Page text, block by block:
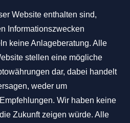
Website enthalten sind,
Informationszwecken
keine Anlageberatung. Alle
stellen eine mögliche
dar, dabei handelt
weder um
Wir haben keine
Zukunft zeigen würde. Alle